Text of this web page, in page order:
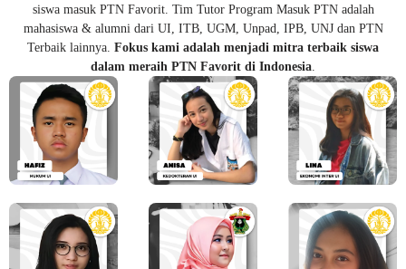
siswa masuk PTN Favorit. Tim Tutor Program Masuk PTN adalah
mahasiswa & alumni dari UI, ITB, UGM, Unpad, IPB, UNJ dan PTN
Terbaik lainnya. Fokus kami adalah menjadi mitra terbaik siswa
dalam meraih PTN Favorit di Indonesia